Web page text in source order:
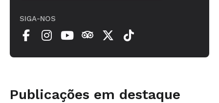
SIGA-NOS
Publicações em destaque